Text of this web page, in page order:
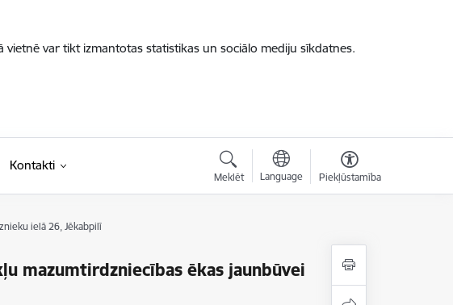
var tikt izmantotas statistikas un sociālo mediju sīkdatnes.
Kontakti
Meklēt Language Piekļūstamība
ielā 26, Jēkabpilī
mazumtirdzniecības ēkas jaunbūvei